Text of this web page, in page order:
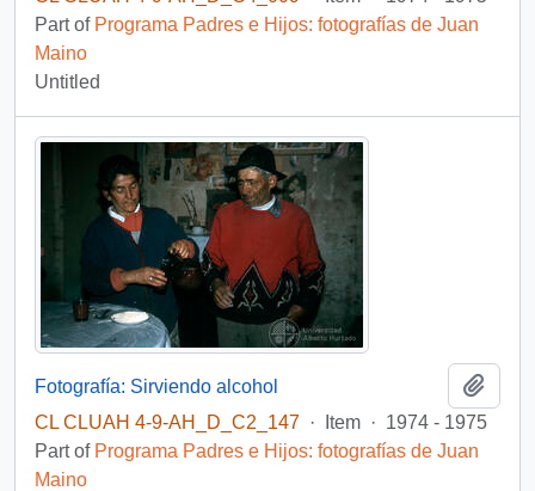
Part of Programa Padres e Hijos: fotografías de Juan
Maino
Untitled
Fotografía: Sirviendo alcohol
CL CLUAH 4-9-AH_D_C2_147 · Item · 1974 - 1975
Part of Programa Padres e Hijos: fotografías de Juan
Maino